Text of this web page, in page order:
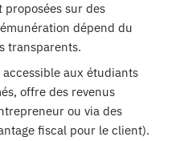
sur des
dépend du
transparents.
aux étudiants
offre des revenus
ou via des
fiscal pour le client).